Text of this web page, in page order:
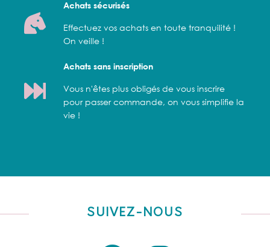
Achats sécurisés
Effectuez vos achats en toute tranquilité !
On veille !
Achats sans inscription
Vous n'êtes plus obligés de vous inscrire
pour passer commande, on vous simplifie la
vie !
SUIVEZ-NOUS